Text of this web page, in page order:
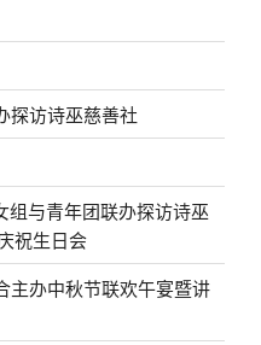
探访诗巫慈善社
组与青年团联办探访诗巫
祝生日会
主办中秋节联欢午宴暨讲